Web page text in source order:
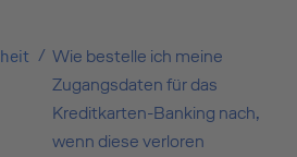
Wie bestelle ich meine
Zugangsdaten für das
Kreditkarten-Banking nach,
wenn diese verloren
Oder möchten Sie
beantragen?
Sie direkt in den